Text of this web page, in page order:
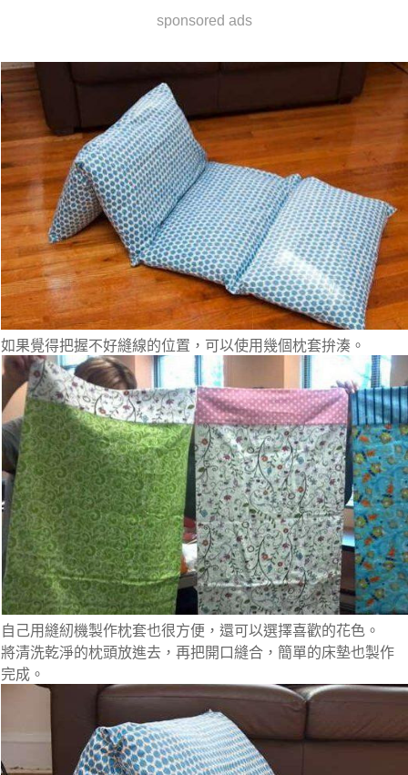
sponsored ads
如果覺得把握不好縫線的位置，可以使用幾個枕套拚湊。
自己用縫紉機製作枕套也很方便，還可以選擇喜歡的花色。
將清洗乾淨的枕頭放進去，再把開口縫合，簡單的床墊也製作
完成。